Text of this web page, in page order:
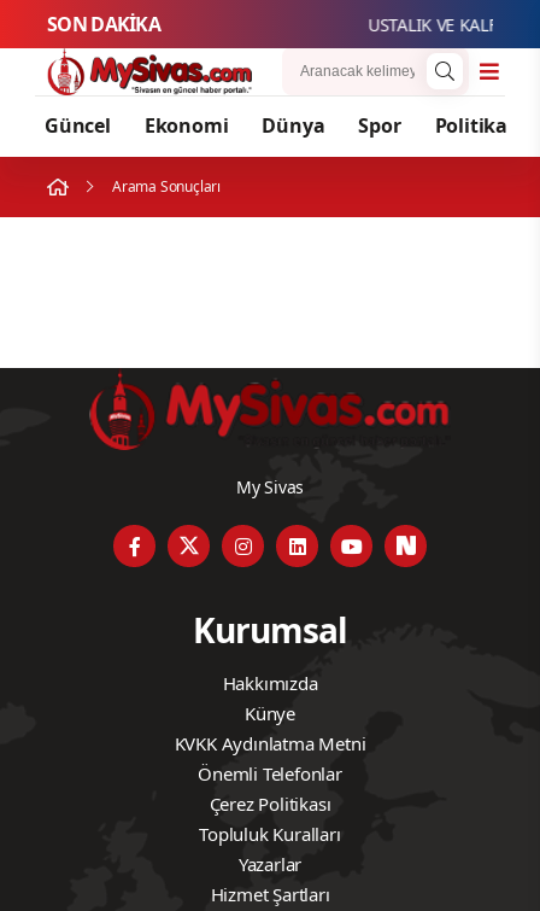
SON DAKİKA USTALIK VE KALFALIK
Güncel Ekonomi Dünya Spor Politika
Arama Sonuçları
My Sivas
Kurumsal
Hakkımızda
Künye
KVKK Aydınlatma Metni
Önemli Telefonlar
Çerez Politikası
Topluluk Kuralları
Yazarlar
Hizmet Şartları